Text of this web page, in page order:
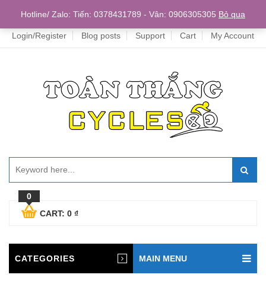
Home
Login/Register Blog posts Support Cart My Account
0
CART: 0 ₫
CATEGORIES MAIN MENU
Hotline/ Zalo: Tiến: 0378431789 - Vân: 0906305305 Bỏ qua